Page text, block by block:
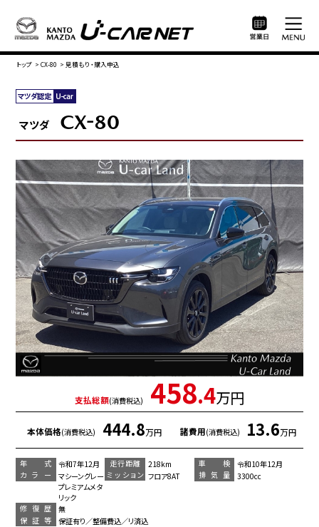
トップ > CX-80 > 見積もり・購入申込
マツダ CX-80
支払総額(消費税込) 458.4万円
本体価格(消費税込) 444.8万円 諸費用(消費税込) 13.6万円
年 式 令和7年12月 走行距離 218km 車 検
令和10年12月
カラー
マシーングレー
プレミアムメタ
リック
ミッション フロア8AT 排気量 3300cc
修復歴
無
保証等
保証有り／整備費込／リ済込